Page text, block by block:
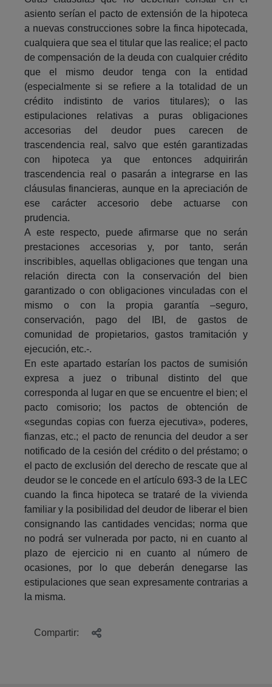
asiento serían el pacto de extensión de la hipoteca
a nuevas construcciones sobre la finca hipotecada,
cualquiera que sea el titular que las realice; el pacto
de compensación de la deuda con cualquier crédito
que el mismo deudor tenga con la entidad
(especialmente si se refiere a la totalidad de un
crédito indistinto de varios titulares); o las
estipulaciones relativas a puras obligaciones
accesorias del deudor pues carecen de
trascendencia real, salvo que estén garantizadas
con hipoteca ya que entonces adquirirán
trascendencia real o pasarán a integrarse en las
cláusulas financieras, aunque en la apreciación de
ese carácter accesorio debe actuarse con
prudencia.
A este respecto, puede afirmarse que no serán
prestaciones accesorias y, por tanto, serán
inscribibles, aquellas obligaciones que tengan una
relación directa con la conservación del bien
garantizado o con obligaciones vinculadas con el
mismo o con la propia garantía –seguro,
conservación, pago del IBI, de gastos de
comunidad de propietarios, gastos tramitación y
ejecución, etc.-.
En este apartado estarían los pactos de sumisión
expresa a juez o tribunal distinto del que
corresponda al lugar en que se encuentre el bien; el
pacto comisorio; los pactos de obtención de
«segundas copias con fuerza ejecutiva», poderes,
fianzas, etc.; el pacto de renuncia del deudor a ser
notificado de la cesión del crédito o del préstamo; o
el pacto de exclusión del derecho de rescate que al
deudor se le concede en el artículo 693-3 de la LEC
cuando la finca hipoteca se trataré de la vivienda
familiar y la posibilidad del deudor de liberar el bien
consignando las cantidades vencidas; norma que
no podrá ser vulnerada por pacto, ni en cuanto al
plazo de ejercicio ni en cuanto al número de
ocasiones, por lo que deberán denegarse las
estipulaciones que sean expresamente contrarias a
la misma.
Compartir: